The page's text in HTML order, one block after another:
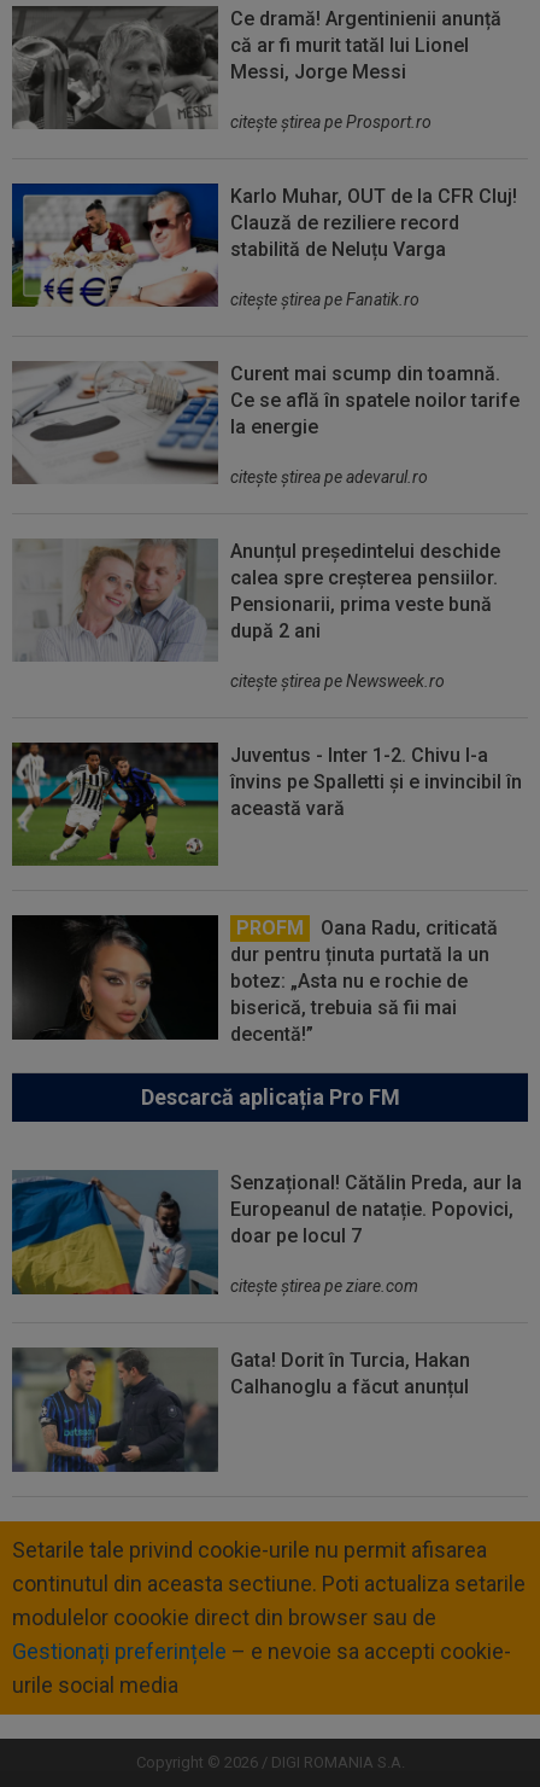
Ce dramă! Argentinienii anunță
că ar fi murit tatăl lui Lionel
Messi, Jorge Messi
citeşte ştirea pe Prosport.ro
Karlo Muhar, OUT de la CFR Cluj!
Clauză de reziliere record
stabilită de Neluțu Varga
citeşte ştirea pe Fanatik.ro
Curent mai scump din toamnă.
Ce se află în spatele noilor tarife
la energie
citeşte ştirea pe adevarul.ro
Anunțul președintelui deschide
calea spre creșterea pensiilor.
Pensionarii, prima veste bună
după 2 ani
citeşte ştirea pe Newsweek.ro
Juventus - Inter 1-2. Chivu l-a
învins pe Spalletti și e invincibil în
această vară
PROFM
Oana Radu, criticată
dur pentru ținuta purtată la un
botez: „Asta nu e rochie de
biserică, trebuia să fii mai
decentă!”
Descarcă aplicația Pro FM
Senzațional! Cătălin Preda, aur la
Europeanul de natație. Popovici,
doar pe locul 7
citeşte ştirea pe ziare.com
Gata! Dorit în Turcia, Hakan
Calhanoglu a făcut anunțul
Setarile tale privind cookie-urile nu permit afisarea
continutul din aceasta sectiune. Poti actualiza setarile
modulelor coookie direct din browser sau de
Gestionați preferințele – e nevoie sa accepti cookie-
urile social media
Copyright © 2026 / DIGI ROMANIA S.A.